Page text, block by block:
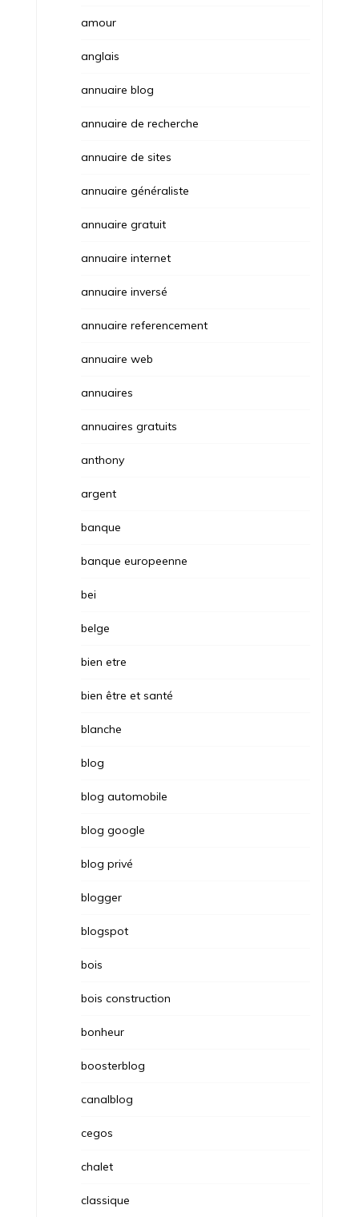
amour
anglais
annuaire blog
annuaire de recherche
annuaire de sites
annuaire généraliste
annuaire gratuit
annuaire internet
annuaire inversé
annuaire referencement
annuaire web
annuaires
annuaires gratuits
anthony
argent
banque
banque europeenne
bei
belge
bien etre
bien être et santé
blanche
blog
blog automobile
blog google
blog privé
blogger
blogspot
bois
bois construction
bonheur
boosterblog
canalblog
cegos
chalet
classique